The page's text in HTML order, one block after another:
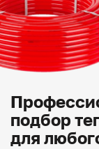
подбор
для